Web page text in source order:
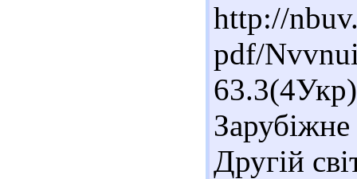
http://
pdf/
Другій